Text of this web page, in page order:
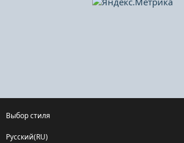
Выбор стиля
Русский(RU)